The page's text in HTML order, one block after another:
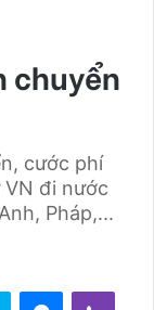
chuyển
cước phí
đi nước
Pháp,...